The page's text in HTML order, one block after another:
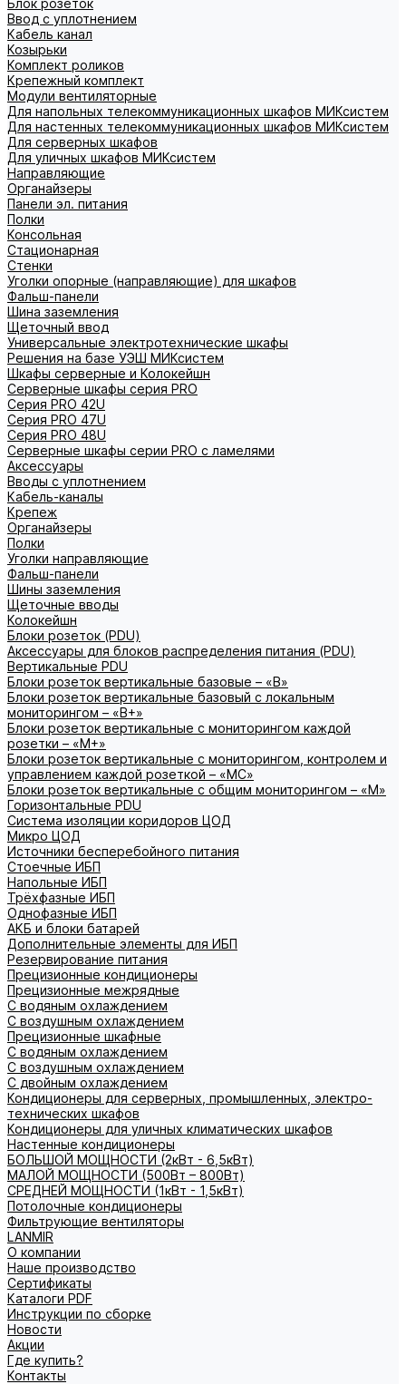
Блок розеток
Ввод с уплотнением
Кабель канал
Козырьки
Комплект роликов
Крепежный комплект
Модули вентиляторные
Для напольных телекоммуникационных шкафов МИКсистем
Для настенных телекоммуникационных шкафов МИКсистем
Для серверных шкафов
Для уличных шкафов МИКсистем
Направляющие
Органайзеры
Панели эл. питания
Полки
Консольная
Стационарная
Стенки
Уголки опорные (направляющие) для шкафов
Фальш-панели
Шина заземления
Щеточный ввод
Универсальные электротехнические шкафы
Решения на базе УЭШ МИКсистем
Шкафы серверные и Колокейшн
Серверные шкафы серия PRO
Серия PRO 42U
Серия PRO 47U
Серия PRO 48U
Серверные шкафы серии PRO с ламелями
Аксессуары
Вводы с уплотнением
Кабель-каналы
Крепеж
Органайзеры
Полки
Уголки направляющие
Фальш-панели
Шины заземления
Щеточные вводы
Колокейшн
Блоки розеток (PDU)
Аксессуары для блоков распределения питания (PDU)
Вертикальные PDU
Блоки розеток вертикальные базовые – «В»
Блоки розеток вертикальные базовый с локальным
мониторингом – «В+»
Блоки розеток вертикальные с мониторингом каждой
розетки – «М+»
Блоки розеток вертикальные с мониторингом, контролем и
управлением каждой розеткой – «МС»
Блоки розеток вертикальные с общим мониторингом – «М»
Горизонтальные PDU
Система изоляции коридоров ЦОД
Микро ЦОД
Источники бесперебойного питания
Стоечные ИБП
Напольные ИБП
Трёхфазные ИБП
Однофазные ИБП
АКБ и блоки батарей
Дополнительные элементы для ИБП
Резервирование питания
Прецизионные кондиционеры
Прецизионные межрядные
С водяным охлаждением
С воздушным охлаждением
Прецизионные шкафные
С водяным охлаждением
С воздушным охлаждением
С двойным охлаждением
Кондиционеры для серверных, промышленных, электро-
технических шкафов
Кондиционеры для уличных климатических шкафов
Настенные кондиционеры
БОЛЬШОЙ МОЩНОСТИ (2кВт - 6,5кВт)
МАЛОЙ МОЩНОСТИ (500Вт – 800Вт)
СРЕДНЕЙ МОЩНОСТИ (1кВт - 1,5кВт)
Потолочные кондиционеры
Фильтрующие вентиляторы
LANMIR
О компании
Наше производство
Сертификаты
Каталоги PDF
Инструкции по сборке
Новости
Акции
Где купить?
Контакты